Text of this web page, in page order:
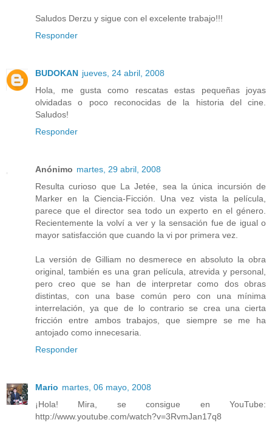
Saludos Derzu y sigue con el excelente trabajo!!!
Responder
BUDOKAN jueves, 24 abril, 2008
Hola, me gusta como rescatas estas pequeñas joyas
olvidadas o poco reconocidas de la historia del cine.
Saludos!
Responder
Anónimo martes, 29 abril, 2008
Resulta curioso que La Jetée, sea la única incursión de
Marker en la Ciencia-Ficción. Una vez vista la película,
parece que el director sea todo un experto en el género.
Recientemente la volví a ver y la sensación fue de igual o
mayor satisfacción que cuando la vi por primera vez.
La versión de Gilliam no desmerece en absoluto la obra
original, también es una gran película, atrevida y personal,
pero creo que se han de interpretar como dos obras
distintas, con una base común pero con una mínima
interrelación, ya que de lo contrario se crea una cierta
fricción entre ambos trabajos, que siempre se me ha
antojado como innecesaria.
Responder
Mario martes, 06 mayo, 2008
¡Hola! Mira, se consigue en YouTube:
http://www.youtube.com/watch?v=3RvmJan17q8